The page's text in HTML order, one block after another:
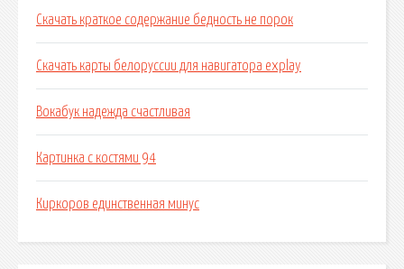
Скачать краткое содержание бедность не порок
Скачать карты белоруссии для навигатора explay
Вокабук надежда счастливая
Картинка с костями 94
Киркоров единственная минус